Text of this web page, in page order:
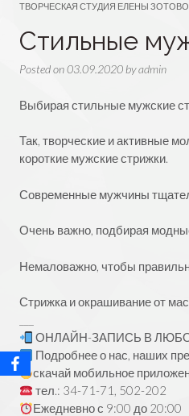
ТВОРЧЕСКАЯ СТУДИЯ ЕЛЕНЫ
Стильные
Posted on03.09.2020 byadmin
Выбирая стильные мужские
Так, творческие и активные
короткие мужские стрижки.
Современные мужчины
Очень важно, подбирая
Немаловажно, чтобы
Стрижка и окрашивание от
ОНЛАЙН-ЗАПИСЬ В
Подробнее о нас, наших
скачай мобильное
тел.: 34-71-71, 502-202
Ежедневно с 9:00 до 20:00